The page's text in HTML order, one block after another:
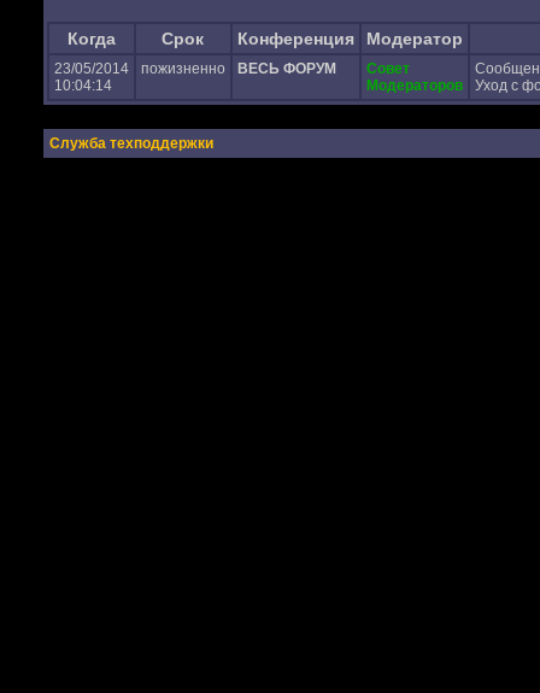
Когда Срок Конференция Модератор
23/05/2014
10:04:14
пожизненно ВЕСЬ ФОРУМ
Совет
Модераторов
Уход с
Служба техподдержки